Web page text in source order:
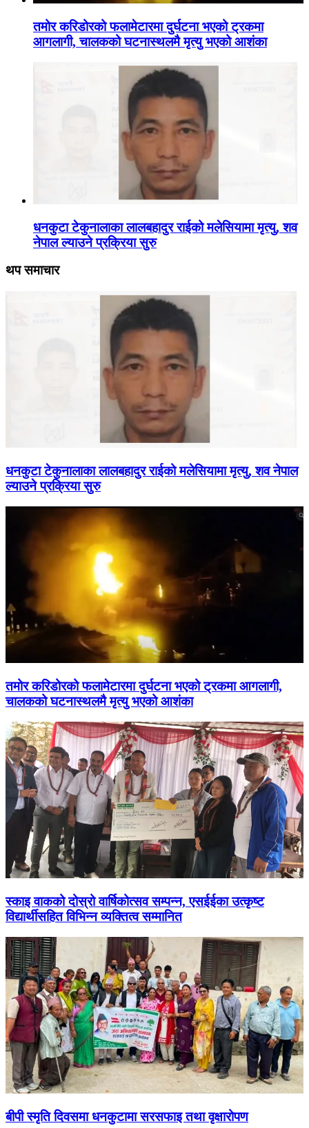
तमोर करिडोरको फलामेटारमा दुर्घटना भएको ट्रकमा
आगलागी, चालकको घटनास्थलमै मृत्यु भएको आशंका
धनकुटा टेकुनालाका लालबहादुर राईको मलेसियामा मृत्यु, शव
नेपाल ल्याउने प्रक्रिया सुरु
थप समाचार
धनकुटा टेकुनालाका लालबहादुर राईको मलेसियामा मृत्यु, शव नेपाल
ल्याउने प्रक्रिया सुरु
तमोर करिडोरको फलामेटारमा दुर्घटना भएको ट्रकमा आगलागी,
चालकको घटनास्थलमै मृत्यु भएको आशंका
स्काइ वाकको दोस्रो वार्षिकोत्सव सम्पन्न, एसईईका उत्कृष्ट
विद्यार्थीसहित विभिन्न व्यक्तित्व सम्मानित
बीपी स्मृति दिवसमा धनकुटामा सरसफाइ तथा वृक्षारोपण